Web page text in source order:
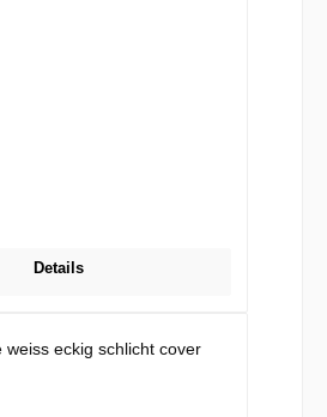
Details